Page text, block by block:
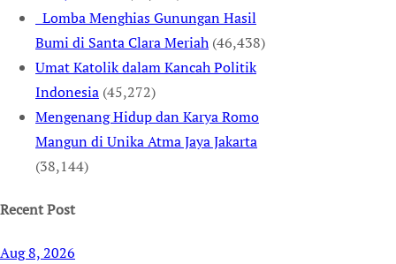
Lomba Menghias Gunungan Hasil
Bumi di Santa Clara Meriah (46,438)
Umat Katolik dalam Kancah Politik
Indonesia (45,272)
Mengenang Hidup dan Karya Romo
Mangun di Unika Atma Jaya Jakarta
(38,144)
Recent Post
Aug 8, 2026